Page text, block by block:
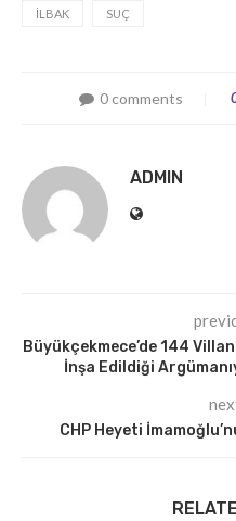
İLBAK SUÇ
0 comments
ADMIN
Büyükçekmece’de 144
İnşa Edildiği
CHP Heyeti